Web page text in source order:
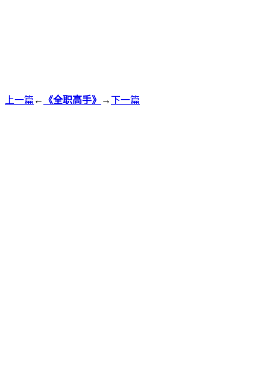
上一篇 ← 《全职高手》 →下一篇